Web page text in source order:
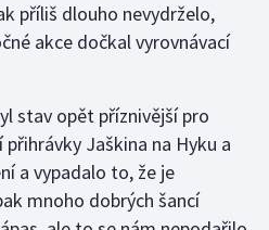
příliš dlouho nevydrželo,
akce dočkal vyrovnávací
stav opět příznivější pro
přihrávky Jaškina na Hyku a
a vypadalo to, že je
mnoho dobrých šancí